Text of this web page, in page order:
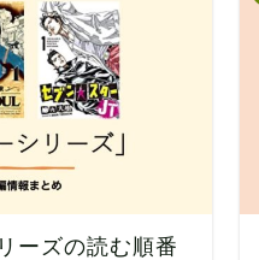
ーズの読む順番